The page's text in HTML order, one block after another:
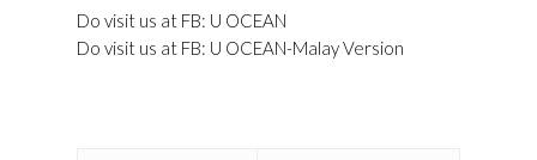
Do visit us at FB: U OCEAN
Do visit us at FB: U OCEAN-Malay Version